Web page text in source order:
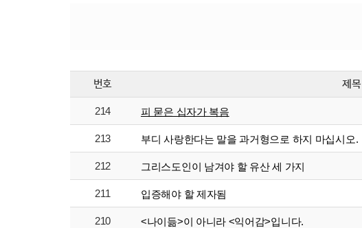
번호 제목
214 피 묻은 십자가 복음
213 부디 사랑한다는 말을 과거형으로 하지 마십시오.
212 그리스도인이 남겨야 할 유산 세 가지
211 입증해야 할 제자됨
210 <나이듦>이 아니라 <익어감>입니다.